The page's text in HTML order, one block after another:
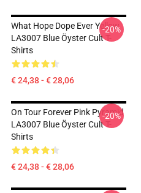
What Hope Dope Ever Yellow
LA3007 Blue Öyster Cult T-
Shirts
€ 24,38 - € 28,06
-20%
On Tour Forever Pink Pyramid
LA3007 Blue Öyster Cult T-
Shirts
€ 24,38 - € 28,06
-20%